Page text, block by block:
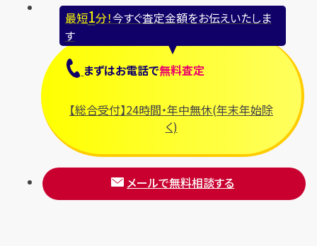
最短1分！今すぐ査定金額をお伝えいたしま
す
まずはお電話で無料査定
【総合受付】24時間・年中無休(年末年始除
く)
メールで無料相談する